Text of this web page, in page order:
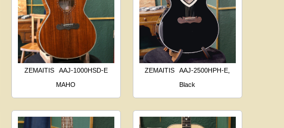
ZEMAITIS
AAJ-1000HSD-E
MAHO
ZEMAITIS
AAJ-2500HPH-E,
Black